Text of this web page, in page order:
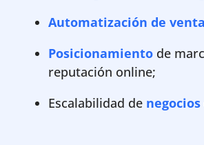
Automatización de
Posicionamiento de
reputación online;
Escalabilidad de